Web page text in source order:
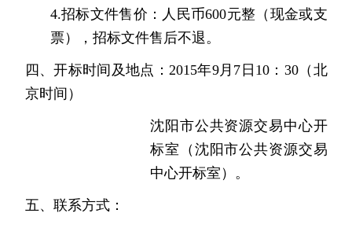
4.招标文件售价： 人民币600元整（现金或支
票），招标文件售后不退。
四、开标时间及地点： 2015年9月 7 日 10 ： 30（北
京时间）
沈阳市公共资源交易中心开
标室（沈阳市公共资源交易
中心开标室）。
五、联系方式：